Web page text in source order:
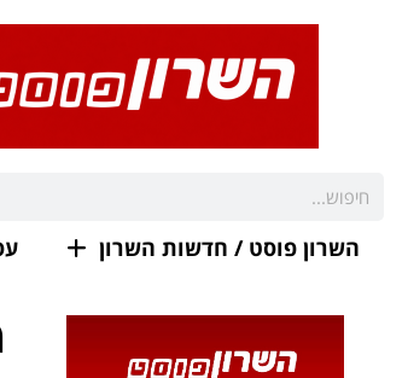
השרון פוסט / חדשות השרון